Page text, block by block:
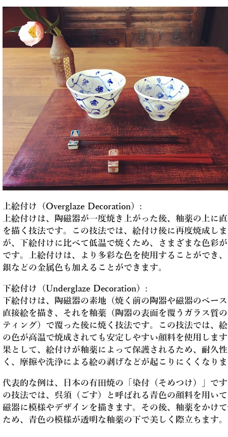
上絵付け（Overglaze Decoration）:
上絵付けは、陶磁器が一度焼き上がった後、釉薬の上に
を描く技法です。この技法では、絵付け後に再度焼成し
が、下絵付けに比べて低温で焼くため、さまざまな色彩
です。上絵付けは、より多彩な色を使用することができ
銀などの金属色も加えることができます。
下絵付け（Underglaze Decoration）:
下絵付けは、陶磁器の素地（焼く前の陶器や磁器のベー
直接絵を描き、それを釉薬（陶器の表面を覆うガラス質
ティング）で覆った後に焼く技法です。この技法では、
の色が高温で焼成されても安定しやすい顔料を使用しま
果として、絵付けが釉薬によって保護されるため、耐久
く、摩擦や洗浄による絵の剥げなどが起こりにくくなり
代表的な例は、日本の有田焼の「染付（そめつけ）」で
の技法では、呉須（ごす）と呼ばれる青色の顔料を用い
磁器に模様やデザインを描きます。その後、釉薬をかけ
ため、青色の模様が透明な釉薬の下で美しく際立ちます。